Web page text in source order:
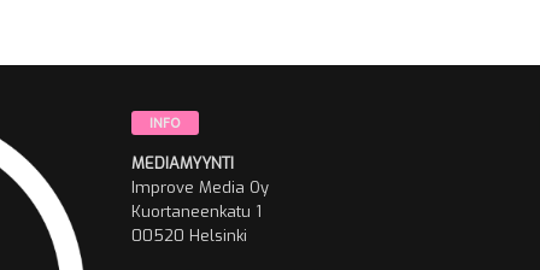
INFO
MEDIAMYYNTI
Improve Media Oy
Kuortaneenkatu 1
00520 Helsinki